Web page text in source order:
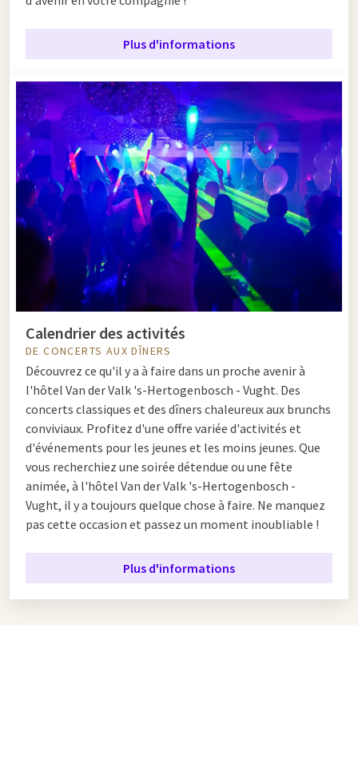
Plus d'informations
Calendrier des activités
DE CONCERTS AUX DÎNERS
Découvrez ce qu'il y a à faire dans un proche avenir à
l'hôtel Van der Valk 's-Hertogenbosch - Vught. Des
concerts classiques et des dîners chaleureux aux brunchs
conviviaux. Profitez d'une offre variée d'activités et
d'événements pour les jeunes et les moins jeunes. Que
vous recherchiez une soirée détendue ou une fête
animée, à l'hôtel Van der Valk 's-Hertogenbosch -
Vught, il y a toujours quelque chose à faire. Ne manquez
pas cette occasion et passez un moment inoubliable !
Plus d'informations